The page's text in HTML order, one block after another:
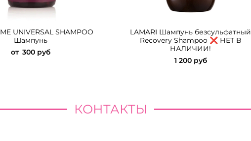
UNIVERSAL SHAMPOO
Шампунь
от 300 руб
LAMARI Шампунь безсульфатный
Recovery Shampoo ❌ НЕТ В
НАЛИЧИИ!
1 200 руб
КОНТАКТЫ